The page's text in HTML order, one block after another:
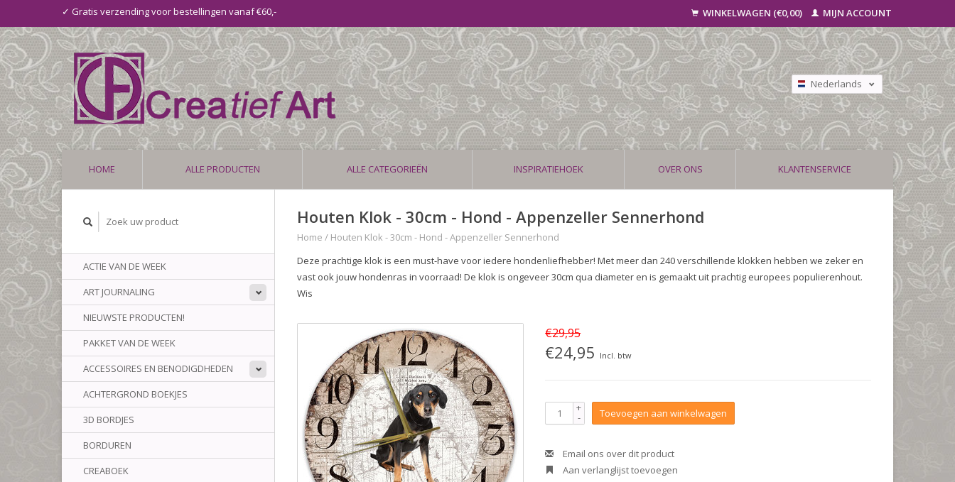
✓ Gratis verzending voor bestellingen vanaf €60,- WINKELWAGEN (€0,00) MIJN ACCOUNT
Nederlands
Deutsch
Français
HOME ALLE PRODUCTEN ALLE CATEGORIEËN INSPIRATIEHOEK OVER ONS KLANTENSERVICE
ACTIE VAN DE WEEK
ART JOURNALING
NIEUWSTE PRODUCTEN!
PAKKET VAN DE WEEK
ACCESSOIRES EN BENODIGDHEDEN
ACHTERGROND BOEKJES
3D BORDJES
BORDUREN
CREABOEK
Houten Klok - 30cm - Hond - Appenzeller Sennerhond
Home / Houten Klok - 30cm - Hond - Appenzeller Sennerhond
Deze prachtige klok is een must-have voor iedere hondenliefhebber! Met meer dan 240 verschillende klokken hebben we zeker en
vast ook jouw hondenras in voorraad! De klok is ongeveer 30cm qua diameter en is gemaakt uit prachtig europees populierenhout.
Wis
€29,95
€24,95 Incl. btw
+
- Toevoegen aan winkelwagen
Email ons over dit product
Aan verlanglijst toevoegen